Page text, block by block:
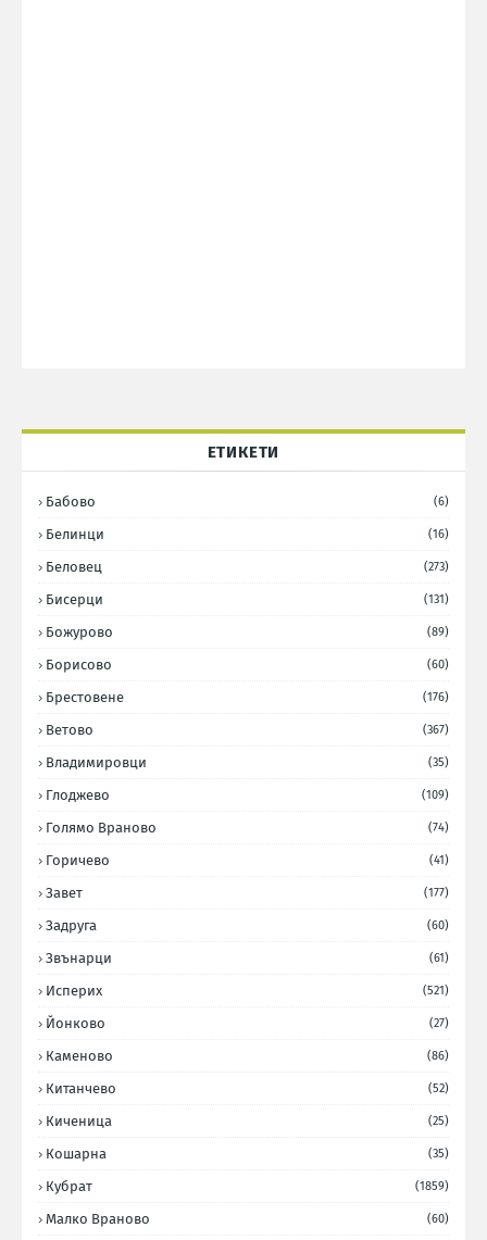
ЕТИКЕТИ
Бабово (6)
Белинци (16)
Беловец (273)
Бисерци (131)
Божурово (89)
Борисово (60)
Брестовене (176)
Ветово (367)
Владимировци (35)
Глоджево (109)
Голямо Враново (74)
Горичево (41)
Завет (177)
Задруга (60)
Звънарци (61)
Исперих (521)
Йонково (27)
Каменово (86)
Китанчево (52)
Киченица (25)
Кошарна (35)
Кубрат (1859)
Малко Враново (60)